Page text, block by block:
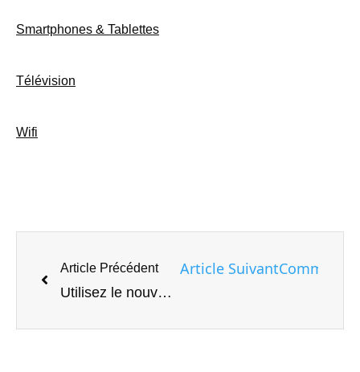
Smartphones & Tablettes
Télévision
Wifi
Article Précédent
Utilisez le nouveau mode Brave Tab Focus pour organiser votre navigateur
Article SuivantComment